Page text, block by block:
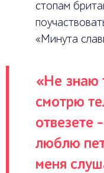
стопам
«Минута
«Не знаю
смотрю
отвезете
люблю
меня